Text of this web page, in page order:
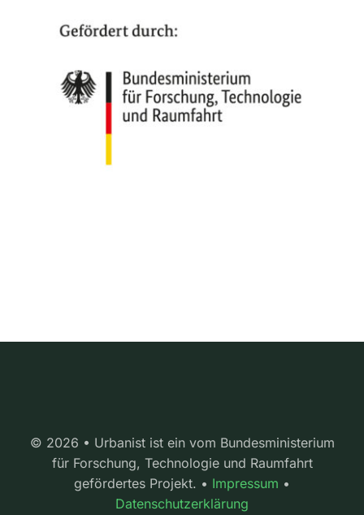
© 2026 • Urbanist ist ein vom Bundesministerium
für Forschung, Technologie und Raumfahrt
gefördertes Projekt. • Impressum •
Datenschutzerklärung